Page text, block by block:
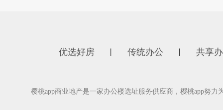
优选好房 传统办公 共享
樱桃app商业地产是一家办公楼选址服务供应商，樱桃app努力